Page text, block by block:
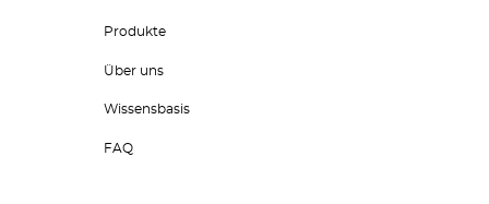
Produkte
Über uns
Wissensbasis
FAQ